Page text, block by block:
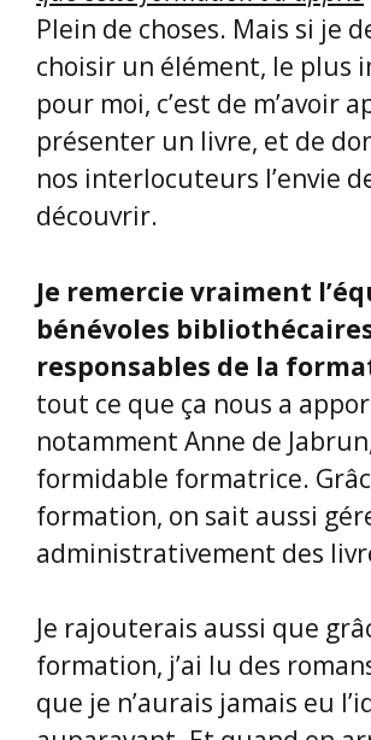
présenter un livre, et de
nos interlocuteurs l’envie
découvrir.
Je remercie vraiment
bénévoles bibliothécaires
tout ce que ça nous a
notamment Anne de
formidable formatrice.
formation, on sait aussi
administrativement des
Je rajouterais aussi que
formation, j’ai lu des
auparavant. Et quand on
diversifier ses propres
celles des abonnés de notre
bibliothèque, on est